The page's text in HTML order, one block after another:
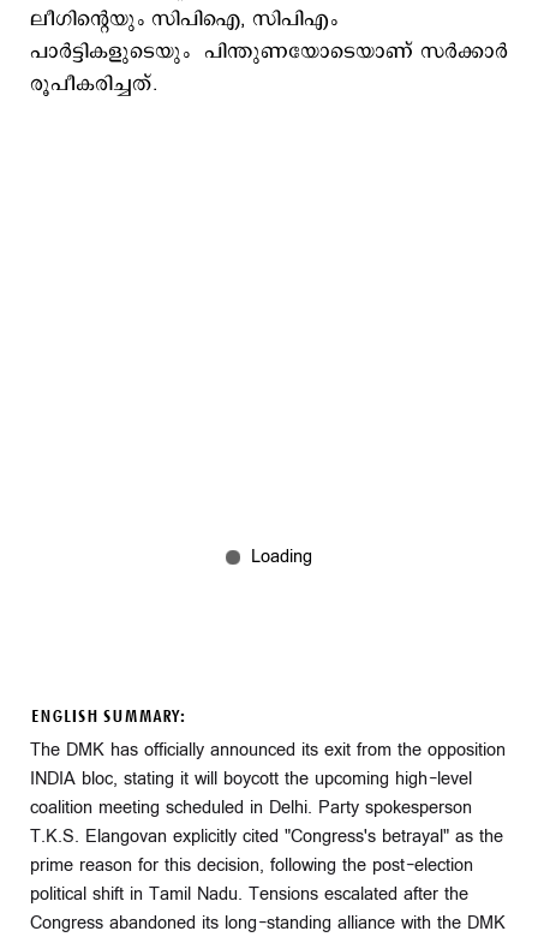
ലീഗിന്‍റെയും സിപിഐ, സിപിഎം
പാര്‍ട്ടികളുടെയും പിന്തുണയോടെയാണ് സര്‍ക്കാര്‍
രൂപീകരിച്ചത്.
ENGLISH SUMMARY:
The DMK has officially announced its exit from the opposition
INDIA bloc, stating it will boycott the upcoming high-level
coalition meeting scheduled in Delhi. Party spokesperson
T.K.S. Elangovan explicitly cited "Congress's betrayal" as the
prime reason for this decision, following the post-election
political shift in Tamil Nadu. Tensions escalated after the
Congress abandoned its long-standing alliance with the DMK